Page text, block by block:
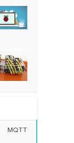
MQTT